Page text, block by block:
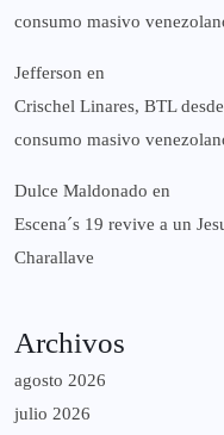
consumo masivo
Jefferson en
Crischel Linares, BTL
consumo masivo
Dulce Maldonado en
Escena´s 19 revive a un
Charallave
Archivos
agosto 2026
julio 2026